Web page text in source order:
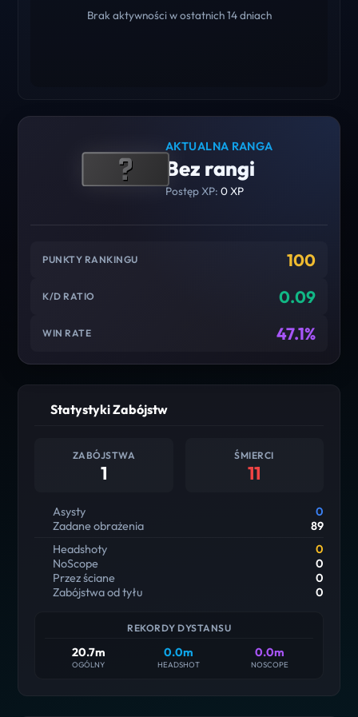
Brak aktywności w ostatnich 14 dniach
AKTUALNA RANGA
Bez rangi
Postęp XP: 0 XP
PUNKTY RANKINGU 100
K/D RATIO 0.09
WIN RATE 47.1%
Statystyki Zabójstw
ZABÓJSTWA
1
ŚMIERCI
11
Asysty
0
Zadane obrażenia
89
Headshoty
0
NoScope
0
Przez ściane
0
Zabójstwa od tyłu
0
REKORDY DYSTANSU
20.7m
OGÓLNY
0.0m
HEADSHOT
0.0m
NOSCOPE